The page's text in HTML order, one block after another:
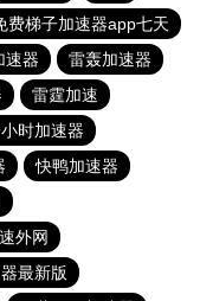
费梯子加速器app七天
速器
雷轰加速器
雷霆加速
时加速器
快鸭加速器
外网
最新版